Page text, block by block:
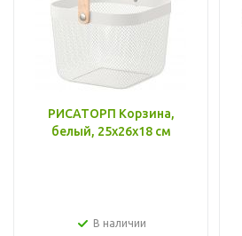
РИСАТОРП Корзина,
белый, 25x26x18 см
В наличии